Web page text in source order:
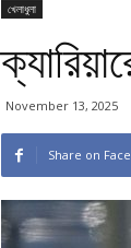
খেলাধুলা
November 13, 2025
Share on